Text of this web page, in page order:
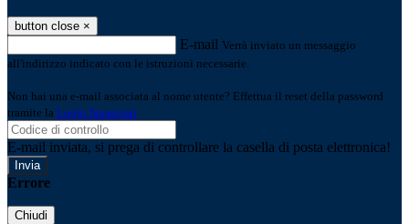
button close ×
E-mail Verrà inviato un messaggio
all'indirizzo indicato con le istruzioni necessarie.
Non hai una e-mail associata al nome utente? Effettua il reset della password
tramite la Login Spaggiari
E-mail inviata, si prega di controllare la casella di posta elettronica!
Errore
Chiudi